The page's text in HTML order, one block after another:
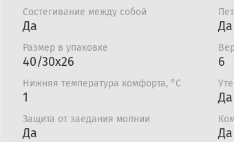
Состегивание между собой
Да Да
Размер в упаковке
40/30x26 6
Нижняя температура комфорта, °С
1 Да
Защита от заедания молнии
Да Да